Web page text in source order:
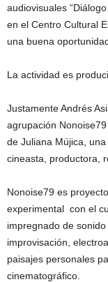
audiovisuales
en el Centro Cultural
una buena
La actividad es
Justamente Andrés
agrupación
de Juliana Mújica,
cineasta, productora,
Nonoise79 es
experimental con el
impregnado de
improvisación,
paisajes personales
cinematográfico.